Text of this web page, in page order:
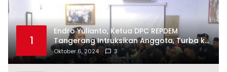
1
Endro Yulianto, Ketua DPC REPDEM
Tangerang Intruksikan Anggota, Turba ke
Masyarakat Dan Jalani Apa Yang di
Putuskan RAKERCABSUS
Oktober 6, 2024 3